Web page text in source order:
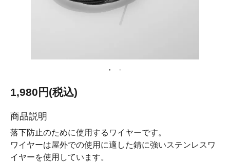
1,980円(税込)
商品説明
落下防止のために使用するワイヤーです。
ワイヤーは屋外での使用に適した錆に強いステンレスワ
イヤーを使用しています。